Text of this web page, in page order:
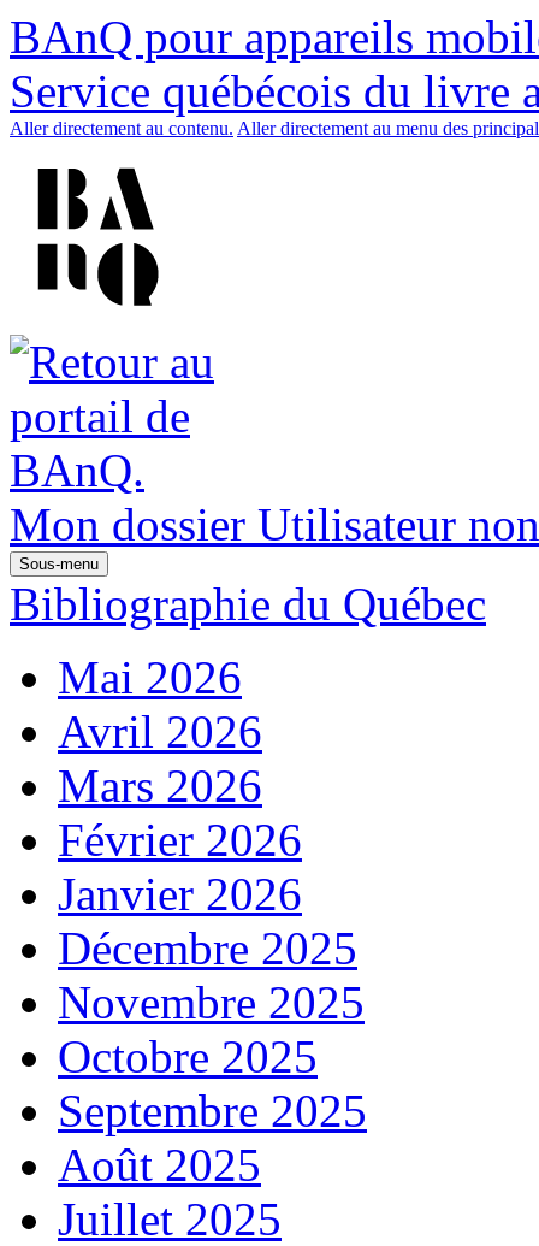
BAnQ pour appareils
Service québécois du livre
Aller directement au contenu. Aller directement au menu des
Mon dossier Utilisateur
Sous-menu
Bibliographie du Québec
Mai 2026
Avril 2026
Mars 2026
Février 2026
Janvier 2026
Décembre 2025
Novembre 2025
Octobre 2025
Septembre 2025
Août 2025
Juillet 2025